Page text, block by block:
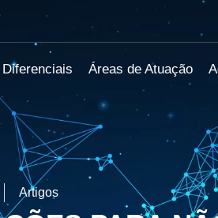
Diferenciais Áreas de Atuação
Artigos